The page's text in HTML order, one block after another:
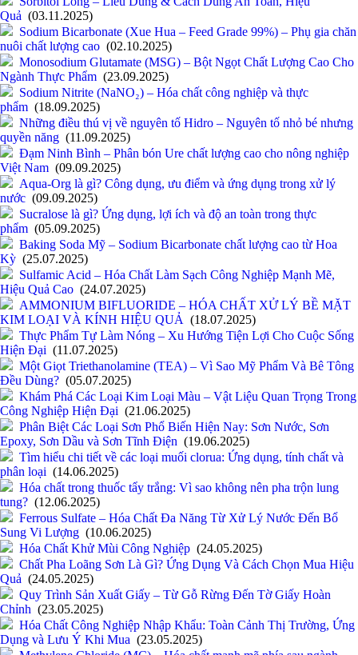
Quả (03.11.2025)
Sodium Bicarbonate (Xue Hua – Feed Grade 99%) – Phụ gia chăn
nuôi chất lượng cao (02.10.2025)
Monosodium Glutamate (MSG) – Bột Ngọt Chất Lượng Cao Cho
Ngành Thực Phẩm (23.09.2025)
Sodium Nitrite (NaNO₂) – Hóa chất công nghiệp và thực
phẩm (18.09.2025)
Những điều thú vị về nguyên tố Hidro – Nguyên tố nhỏ bé nhưng
quyền năng (11.09.2025)
Đạm Ninh Bình – Phân bón Ure chất lượng cao cho nông nghiệp
Việt Nam (09.09.2025)
Aqua-Org là gì? Công dụng, ưu điểm và ứng dụng trong xử lý
nước (09.09.2025)
Sucralose là gì? Ứng dụng, lợi ích và độ an toàn trong thực
phẩm (05.09.2025)
Baking Soda Mỹ – Sodium Bicarbonate chất lượng cao từ Hoa
Kỳ (25.07.2025)
Sulfamic Acid – Hóa Chất Làm Sạch Công Nghiệp Mạnh Mẽ,
Hiệu Quả Cao (24.07.2025)
AMMONIUM BIFLUORIDE – HÓA CHẤT XỬ LÝ BỀ MẶT
KIM LOẠI VÀ KÍNH HIỆU QUẢ (18.07.2025)
Thực Phẩm Tự Làm Nóng – Xu Hướng Tiện Lợi Cho Cuộc Sống
Hiện Đại (11.07.2025)
Một Giọt Triethanolamine (TEA) – Vì Sao Mỹ Phẩm Và Bê Tông
Đều Dùng? (05.07.2025)
Khám Phá Các Loại Kim Loại Màu – Vật Liệu Quan Trọng Trong
Công Nghiệp Hiện Đại (21.06.2025)
Phân Biệt Các Loại Sơn Phổ Biến Hiện Nay: Sơn Nước, Sơn
Epoxy, Sơn Dầu và Sơn Tĩnh Điện (19.06.2025)
Tìm hiểu chi tiết về các loại muối clorua: Ứng dụng, tính chất và
phân loại (14.06.2025)
Hóa chất trong thuốc tẩy trắng: Vì sao không nên pha trộn lung
tung? (12.06.2025)
Ferrous Sulfate – Hóa Chất Đa Năng Từ Xử Lý Nước Đến Bổ
Sung Vi Lượng (10.06.2025)
Hóa Chất Khử Mùi Công Nghiệp (24.05.2025)
Chất Pha Loãng Sơn Là Gì? Ứng Dụng Và Cách Chọn Mua Hiệu
Quả (24.05.2025)
Quy Trình Sản Xuất Giấy – Từ Gỗ Rừng Đến Tờ Giấy Hoàn
Chỉnh (23.05.2025)
Hóa Chất Công Nghiệp Nhập Khẩu: Toàn Cảnh Thị Trường, Ứng
Dụng và Lưu Ý Khi Mua (23.05.2025)